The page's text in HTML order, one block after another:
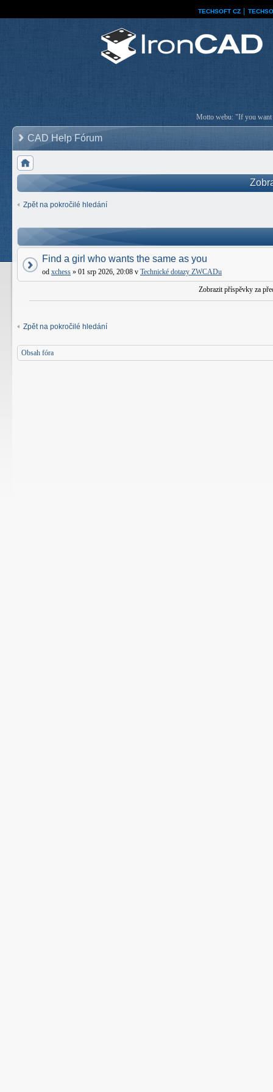
TECHSOFT CZ
Motto webu: "If you want
CAD Help Fórum
Zpět na pokročilé hledání
Find a girl who wants the same as you
od xchess » 01 srp 2026, 20:08 v Technické dotazy ZWCADu
Zobrazit příspěvky za
Zpět na pokročilé hledání
Obsah fóra